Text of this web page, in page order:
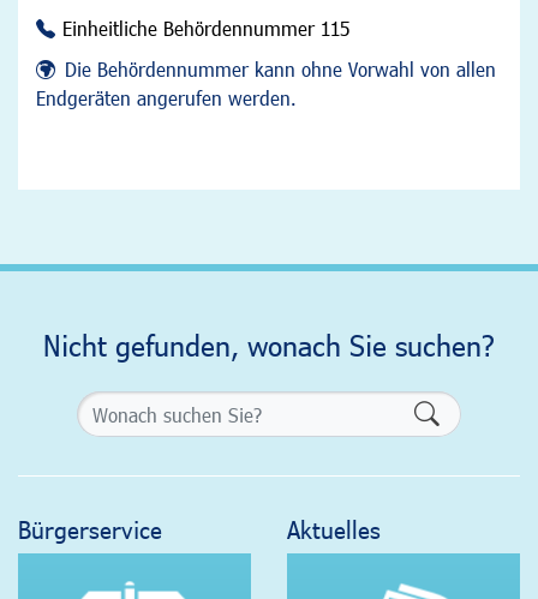
Einheitliche Behördennummer 115
Die Behördennummer kann ohne Vorwahl von allen
Endgeräten angerufen werden.
Nicht gefunden, wonach Sie suchen?
Bürgerservice Aktuelles